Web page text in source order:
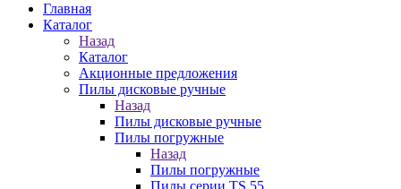
Главная
Каталог
Назад
Каталог
Акционные предложения
Пилы дисковые ручные
Назад
Пилы дисковые ручные
Пилы погружные
Назад
Пилы погружные
Пилы серии TS 55